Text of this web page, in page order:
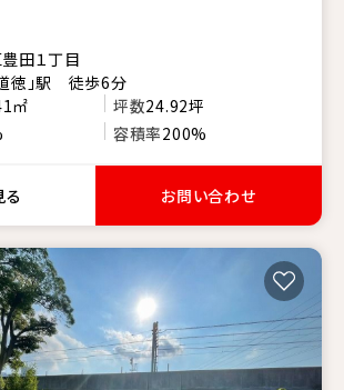
田１丁目
徳」駅 徒歩6分
㎡ 坪数24.92坪
容積率200%
お問い合わせ